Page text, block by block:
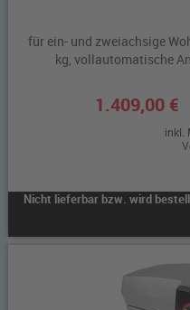
für ein- und zweiachsige
kg, vollautomatische
1.409,00 €
inkl.
Nicht lieferbar bzw. wird